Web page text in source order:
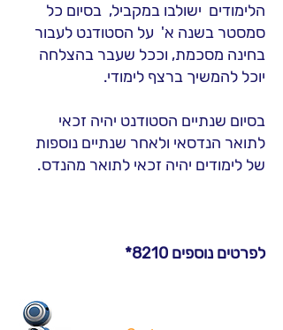
הלימודים ישולבו במקביל, בסיום כל
סמסטר בשנה א' על הסטודנט לעבור
בחינה מסכמת, וככל שעבר בהצלחה
יוכל להמשיך ברצף לימודי.
בסיום שנתיים הסטודנט יהיה זכאי
לתואר הנדסאי ולאחר שנתיים נוספות
של לימודים יהיה זכאי לתואר מהנדס.
לפרטים נוספים 8210*